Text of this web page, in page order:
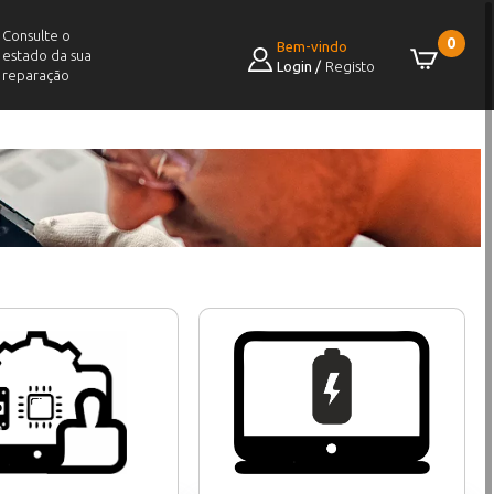
Consulte o
estado da sua
reparação
0
Bem-vindo
Login / Registo